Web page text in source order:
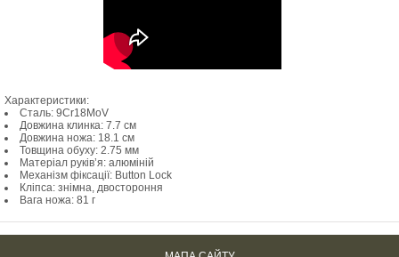
Характеристики:
Сталь: 9Cr18MoV
Довжина клинка: 7.7 см
Довжина ножа: 18.1 см
Товщина обуху: 2.75 мм
Матеріал руків’я: алюміній
Механізм фіксації: Button Lock
Кліпса: знімна, двостороння
Вага ножа: 81 г